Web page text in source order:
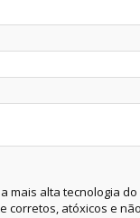
mais alta tecnologia
corretos, atóxicos e